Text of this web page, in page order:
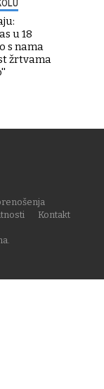
u 18
s nama
žrtvama
Kontakt